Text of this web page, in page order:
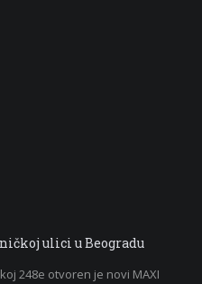
ulici u Beogradu
248e otvoren je novi MAXI